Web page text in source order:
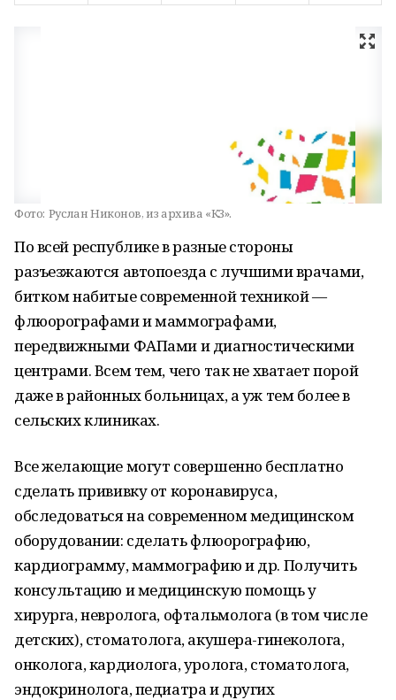
Фото: Руслан Никонов, из архива «КЗ».
По всей республике в разные стороны
разъезжаются автопоезда с лучшими врачами,
битком набитые современной техникой —
флюорографами и маммографами,
передвижными ФАПами и диагностическими
центрами. Всем тем, чего так не хватает порой
даже в районных больницах, а уж тем более в
сельских клиниках.
Все желающие могут совершенно бесплатно
сделать прививку от коронавируса,
обследоваться на современном медицинском
оборудовании: сделать флюорографию,
кардиограмму, маммографию и др. Получить
консультацию и медицинскую помощь у
хирурга, невролога, офтальмолога (в том числе
детских), стоматолога, акушера-гинеколога,
онколога, кардиолога, уролога, стоматолога,
эндокринолога, педиатра и других